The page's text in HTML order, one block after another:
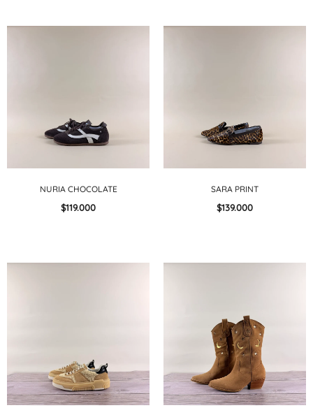
NURIA CHOCOLATE
$119.000
SARA PRINT
$139.000